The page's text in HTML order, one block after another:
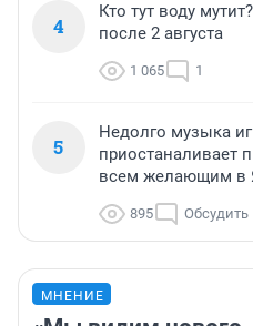
4
Кто тут воду
после 2 августа
1 065 1
5
Недолго музыка
приостаналивает
всем желающим в
895 Обсудить
МНЕНИЕ